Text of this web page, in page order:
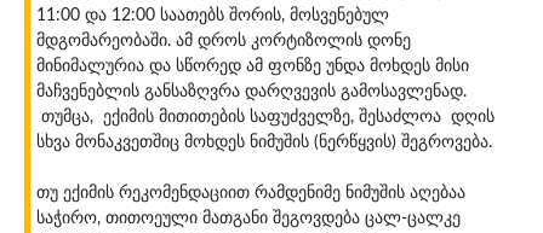
11:00 და 12:00 საათებს შორის, მოსვენებულ
მდგომარეობაში. ამ დროს კორტიზოლის დონე
მინიმალურია და სწორედ ამ ფონზე უნდა მოხდეს მისი
მაჩვენებლის განსაზღვრა დარღვევის გამოსავლენად.
თუმცა, ექიმის მითითების საფუძველზე, შესაძლოა დღის
სხვა მონაკვეთშიც მოხდეს ნიმუშის (ნერწყვის) შეგროვება.
თუ ექიმის რეკომენდაციით რამდენიმე ნიმუშის აღებაა
საჭირო, თითოეული მათგანი შეგოვდება ცალ-ცალკე